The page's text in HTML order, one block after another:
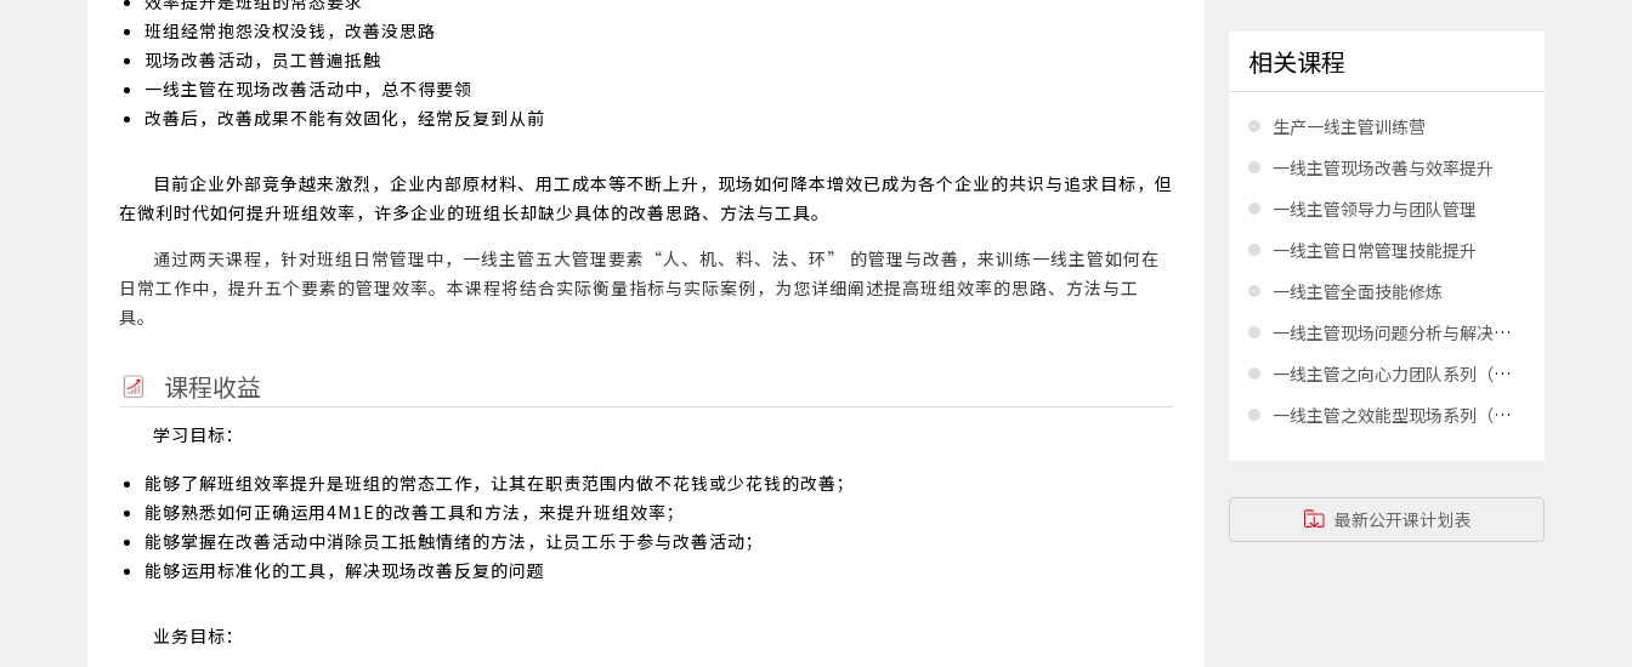
班组经常抱怨没权没钱，改善没思路
现场改善活动，员工普遍抵触
一线主管在现场改善活动中，总不得要领
改善后，改善成果不能有效固化，经常反复到从前
目前企业外部竞争越来激烈，企业内部原材料、用工成本等不断上升，现场如何降本增效已成为各个企业的共识与追求目标，但
在微利时代如何提升班组效率，许多企业的班组长却缺少具体的改善思路、方法与工具。
通过两天课程，针对班组日常管理中，一线主管五大管理要素“人、机、料、法、环” 的管理与改善，来训练一线主管如何在
日常工作中，提升五个要素的管理效率。本课程将结合实际衡量指标与实际案例，为您详细阐述提高班组效率的思路、方法与工
具。
课程收益
学习目标：
能够了解班组效率提升是班组的常态工作，让其在职责范围内做不花钱或少花钱的改善；
能够熟悉如何正确运用4M1E的改善工具和方法，来提升班组效率；
能够掌握在改善活动中消除员工抵触情绪的方法，让员工乐于参与改善活动；
能够运用标准化的工具，解决现场改善反复的问题
业务目标：
相关课程
生产一线主管训练营
一线主管现场改善与效率提升
一线主管领导力与团队管理
一线主管日常管理技能提升
一线主管全面技能修炼
一线主管现场问题分析与解决技能提升
一线主管之向心力团队系列（线上版）
一线主管之效能型现场系列（线上版）
最新公开课计划表